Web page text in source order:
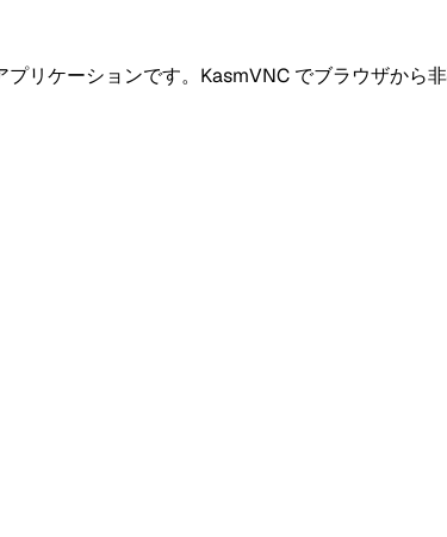
リケーションです。KasmVNC でブラウザから